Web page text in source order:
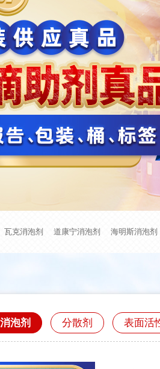
瓦克消泡剂 道康宁消泡剂 海明斯消泡剂
消泡剂 分散剂 表面活